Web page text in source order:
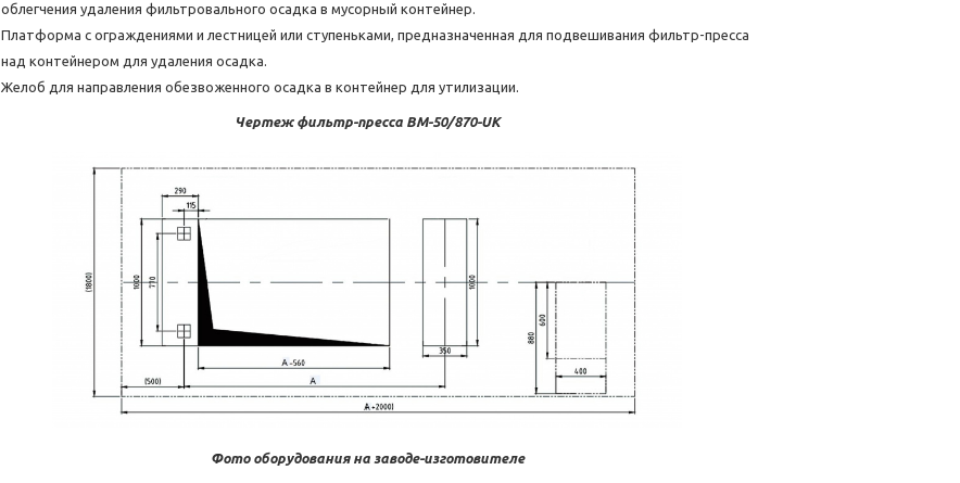
облегчения удаления фильтровального осадка в мусорный контейнер.
Платформа с ограждениями и лестницей или ступеньками, предназначенная для подвешивания фильтр-пресса
над контейнером для удаления осадка.
Желоб для направления обезвоженного осадка в контейнер для утилизации.
Чертеж фильтр-пресса BM-50/870-UK
Фото оборудования на заводе-изготовителе